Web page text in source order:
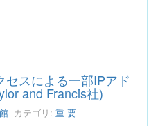
スによる一部IPアド
and Francis社)
カテゴリ: 重 要